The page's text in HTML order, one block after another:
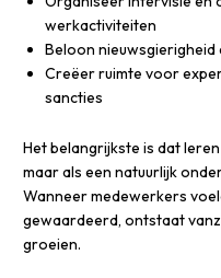
werkactiviteiten
Beloon nieuwsgierigheid
Creëer ruimte voor
sancties
Het belangrijkste is dat
maar als een natuurlijk
Wanneer medewerkers
gewaardeerd, ontstaat
groeien.